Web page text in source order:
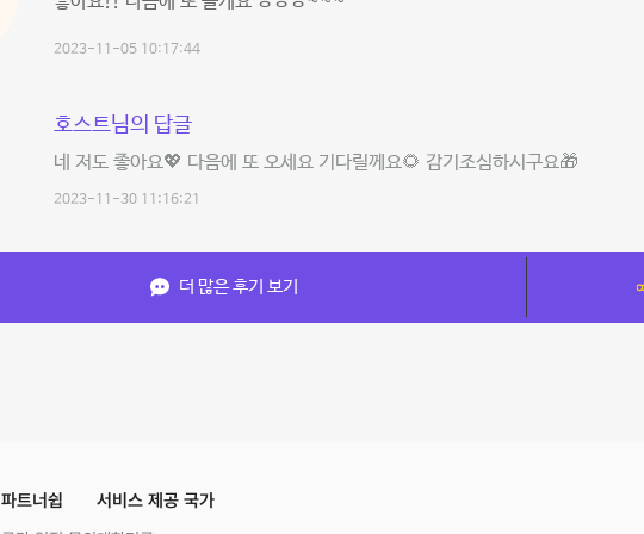
2023-11-05 10:17:44
호스트님의 답글
네 저도 좋아요💖 다음에 또 오세요 기다릴께요🌻 감기조심하시구요🎁
2023-11-30 11:16:21
더 많은 후기 보기
파트너쉽 서비스 제공 국가